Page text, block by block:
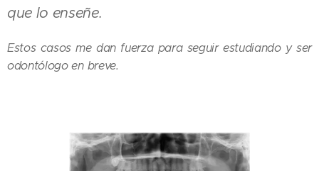
que lo enseñe.
Estos casos me dan fuerza para seguir estudiando y ser
odontólogo en breve.